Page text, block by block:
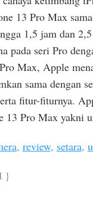
13 Pro Max
1,5 jam dan
pada seri Pro
Max, Apple
sama dengan
fitur-fiturnya.
13 Pro Max
, review, setara,
}